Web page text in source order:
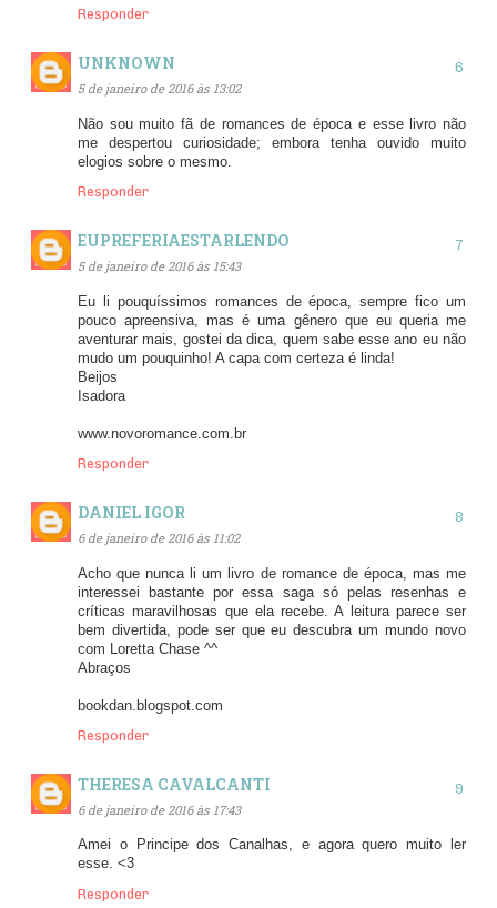
Responder
UNKNOWN
5 de janeiro de 2016 às 13:02
Não sou muito fã de romances de época e esse livro não
me despertou curiosidade; embora tenha ouvido muito
elogios sobre o mesmo.
Responder
EUPREFERIAESTARLENDO
5 de janeiro de 2016 às 15:43
Eu li pouquíssimos romances de época, sempre fico um
pouco apreensiva, mas é uma gênero que eu queria me
aventurar mais, gostei da dica, quem sabe esse ano eu não
mudo um pouquinho! A capa com certeza é linda!
Beijos
Isadora
www.novoromance.com.br
Responder
DANIEL IGOR
6 de janeiro de 2016 às 11:02
Acho que nunca li um livro de romance de época, mas me
interessei bastante por essa saga só pelas resenhas e
críticas maravilhosas que ela recebe. A leitura parece ser
bem divertida, pode ser que eu descubra um mundo novo
com Loretta Chase ^^
Abraços
bookdan.blogspot.com
Responder
THERESA CAVALCANTI
6 de janeiro de 2016 às 17:43
Amei o Principe dos Canalhas, e agora quero muito ler
esse. <3
Responder